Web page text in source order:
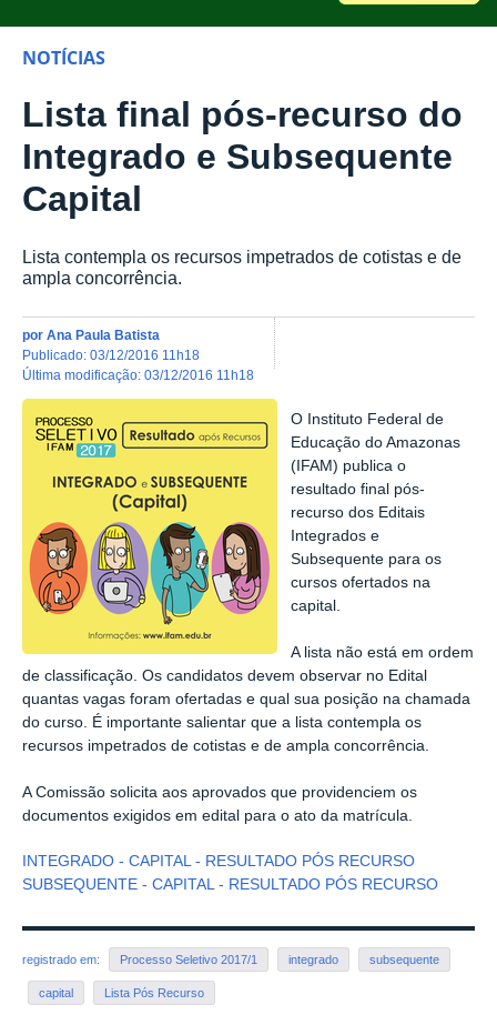
NOTÍCIAS
Lista final pós-recurso do
Integrado e Subsequente
Capital
Lista contempla os recursos impetrados de cotistas e de
ampla concorrência.
por Ana Paula Batista
publicado: 03/12/2016 11h18
última modificação: 03/12/2016 11h18
O Instituto Federal de
Educação do Amazonas
(IFAM) publica o
resultado final pós-
recurso dos Editais
Integrados e
Subsequente para os
cursos ofertados na
capital.
A lista não está em ordem
de classificação. Os candidatos devem observar no Edital
quantas vagas foram ofertadas e qual sua posição na chamada
do curso. É importante salientar que a lista contempla os
recursos impetrados de cotistas e de ampla concorrência.
A Comissão solicita aos aprovados que providenciem os
documentos exigidos em edital para o ato da matrícula.
INTEGRADO - CAPITAL - RESULTADO PÓS RECURSO
SUBSEQUENTE - CAPITAL - RESULTADO PÓS RECURSO
registrado em: Processo Seletivo 2017/1 integrado subsequente
capital Lista Pós Recurso